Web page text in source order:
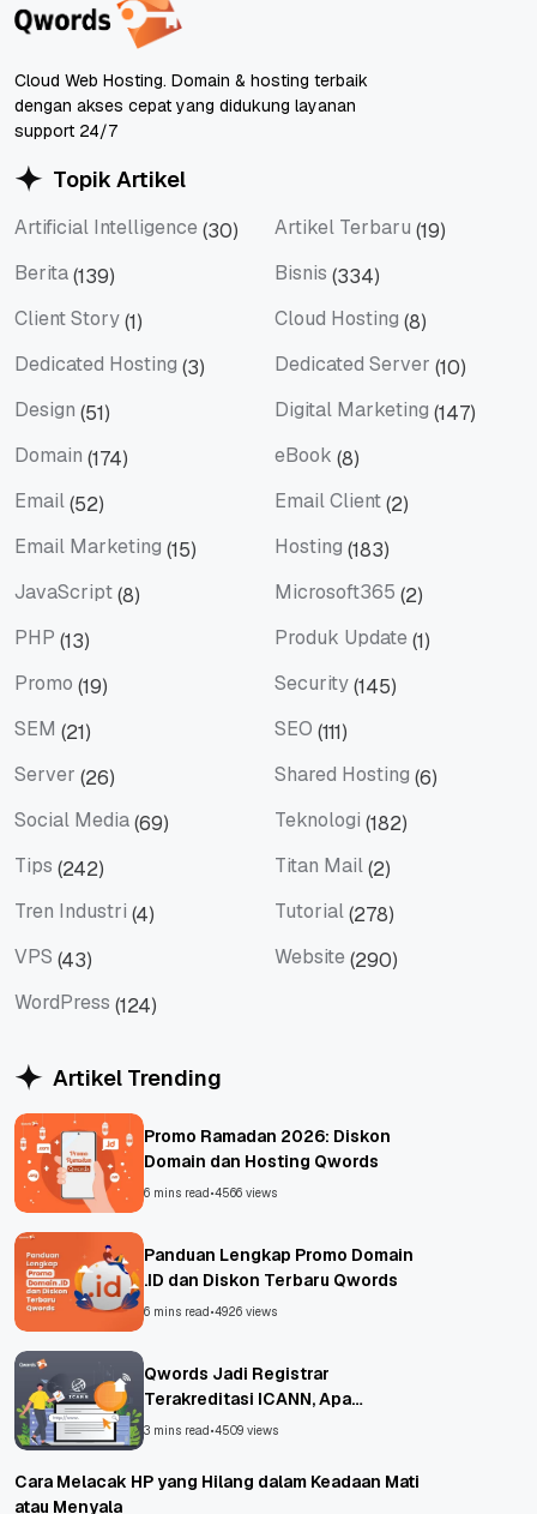
Cloud Web Hosting. Domain & hosting terbaik
dengan akses cepat yang didukung layanan
support 24/7
Topik Artikel
Artificial Intelligence (30) Artikel Terbaru (19)
Berita(139) Bisnis (334)
Client Story(1) Cloud Hosting (8)
Dedicated Hosting (3) Dedicated Server (10)
Design (51) Digital Marketing (147)
Domain (174) eBook (8)
Email(52) Email Client(2)
Email Marketing (15) Hosting (183)
JavaScript(8) Microsoft365 (2)
PHP (13) Produk Update (1)
Promo (19) Security(145)
SEM (21) SEO (111)
Server (26) Shared Hosting (6)
Social Media(69) Teknologi (182)
Tips (242) Titan Mail(2)
Tren Industri (4) Tutorial(278)
VPS (43) Website (290)
WordPress (124)
Artikel Trending
Promo Ramadan 2026: Diskon
Domain dan Hosting Qwords
6 mins read•4566 views
Panduan Lengkap Promo Domain
.ID dan Diskon Terbaru Qwords
6 mins read•4926 views
Qwords Jadi Registrar
Terakreditasi ICANN, Apa
Untungnya?
3 mins read•4509 views
Cara Melacak HP yang Hilang dalam Keadaan Mati
atau Menyala